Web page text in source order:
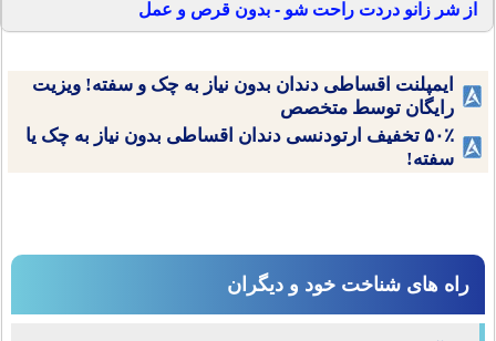
از شر زانو دردت راحت شو - بدون قرص و عمل
ایمپلنت اقساطی دندان بدون نیاز به چک و سفته! ویزیت
رایگان توسط متخصص
۵۰٪ تخفیف ارتودنسی دندان اقساطی بدون نیاز به چک یا
سفته!
راه های شناخت خود و دیگران